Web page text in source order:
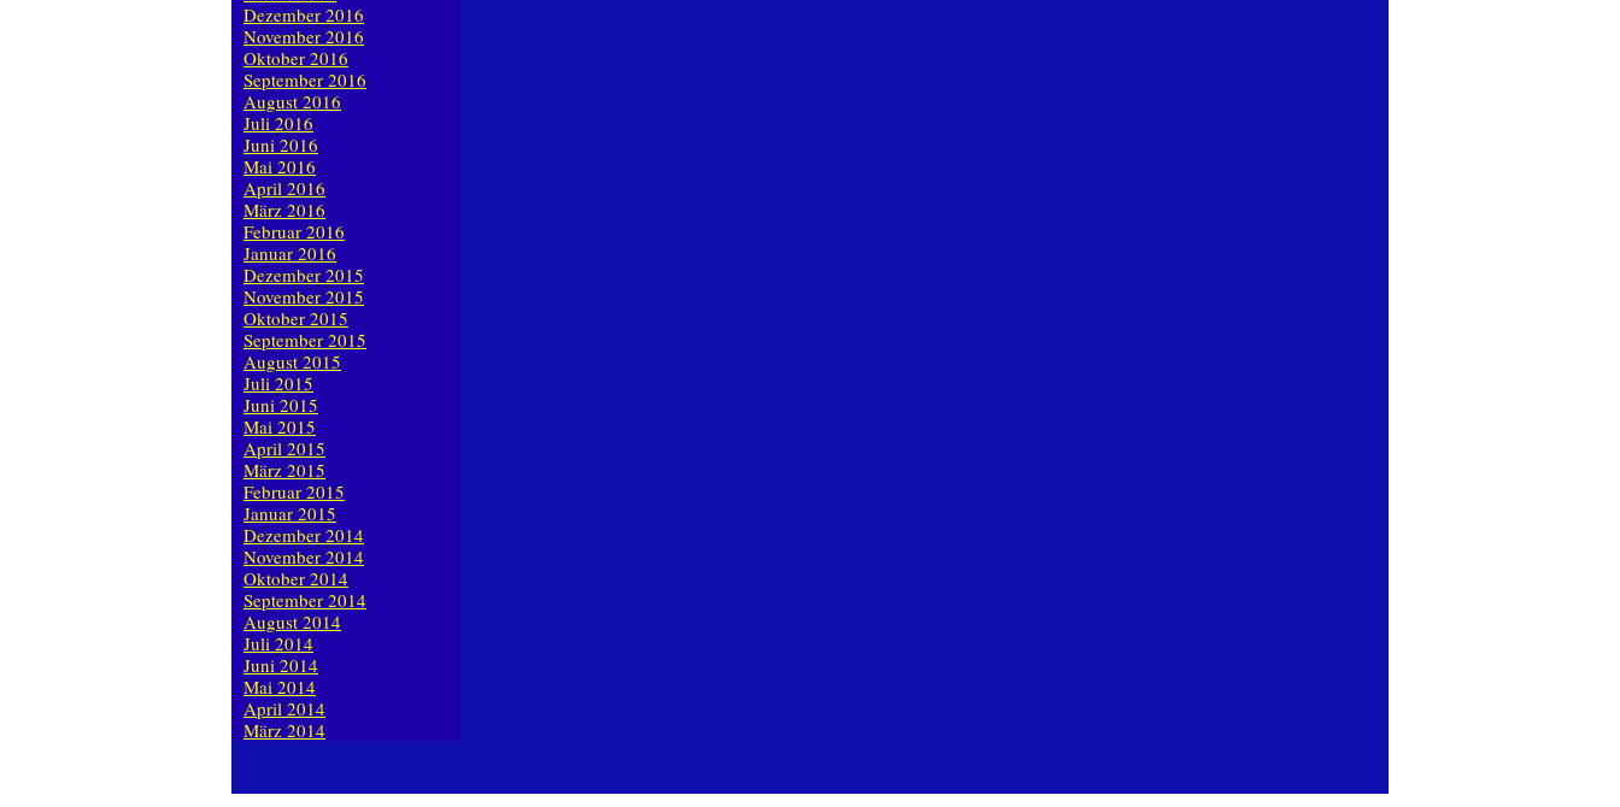
Dezember 2016
November 2016
Oktober 2016
September 2016
August 2016
Juli 2016
Juni 2016
Mai 2016
April 2016
März 2016
Februar 2016
Januar 2016
Dezember 2015
November 2015
Oktober 2015
September 2015
August 2015
Juli 2015
Juni 2015
Mai 2015
April 2015
März 2015
Februar 2015
Januar 2015
Dezember 2014
November 2014
Oktober 2014
September 2014
August 2014
Juli 2014
Juni 2014
Mai 2014
April 2014
März 2014